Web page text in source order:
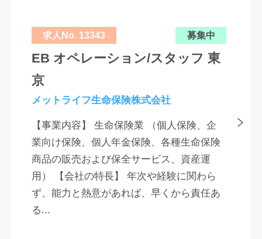
求人No. 13343 募集中
EB オペレーション/スタッフ 東
京
メットライフ生命保険株式会社
【事業内容】 生命保険業 （個人保険、企
業向け保険、個人年金保険、各種生命保険
商品の販売および保全サービス、資産運
用） 【会社の特長】 年次や経験に関わら
ず、能力と熱意があれば、早くから責任あ
る...